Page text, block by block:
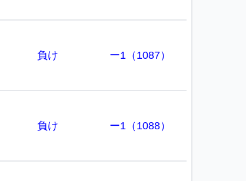
負け ー1（1087）
負け ー1（1088）